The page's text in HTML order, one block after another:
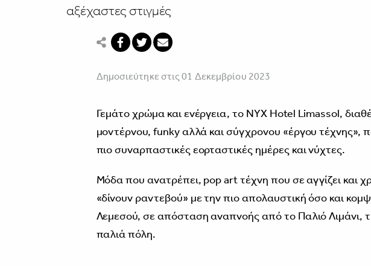
αξέχαστες στιγμές
Δημοσιεύτηκε στις 01 Δεκεμβρίου 2023
Γεμάτο χρώμα και ενέργεια, το NYX Hotel Limassol,
μοντέρνου, funky αλλά και σύγχρονου «έργου τέχνης»,
πιο συναρπαστικές εορταστικές ημέρες και νύχτες.
Μόδα που ανατρέπει, pop art τέχνη που σε αγγίζει και
«δίνουν ραντεβού» με την πιο απολαυστική όσο και
Λεμεσού, σε απόσταση αναπνοής από το Παλιό Λιμάνι,
παλιά πόλη.